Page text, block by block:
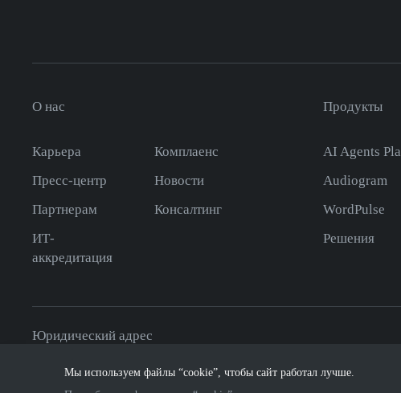
О нас
Карьера
Комплаенс
Пресс-центр
Новости
Партнерам
Консалтинг
ИТ-
аккредитация
Продукты
AI Agents
Audiogram
WordPulse
Решения
Юридический адрес
Мы используем файлы “cookie”, чтобы сайт работал лучше.